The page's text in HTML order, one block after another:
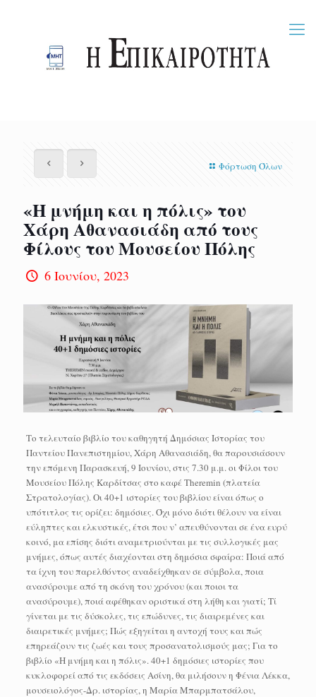
Φόρτωση Όλων
«Η μνήμη και η πόλις» του
Χάρη Αθανασιάδη από τους
Φίλους του Μουσείου Πόλης
6 Ιουνίου, 2023
Το τελευταίο βιβλίο του καθηγητή Δημόσιας Ιστορίας του
Παντείου Πανεπιστημίου, Χάρη Αθανασιάδη, θα παρουσιάσουν
την επόμενη Παρασκευή, 9 Ιουνίου, στις 7.30 μ.μ. οι Φίλοι του
Μουσείου Πόλης Καρδίτσας στο καφέ Theremin (πλατεία
Στρατολογίας). Οι 40+1 ιστορίες του βιβλίου είναι όπως ο
υπότιτλος τις ορίζει: δημόσιες. Όχι μόνο διότι θέλουν να είναι
εύληπτες και ελκυστικές, έτσι που ν’ απευθύνονται σε ένα ευρύ
κοινό, μα επίσης διότι αναμετριούνται με τις συλλογικές μας
μνήμες, όπως αυτές διαχέονται στη δημόσια σφαίρα: Ποιά από
τα ίχνη του παρελθόντος αναδείχθηκαν σε σύμβολα, ποια
ανασύρουμε από τη σκόνη του χρόνου (και ποιοι τα
ανασύρουμε), ποιά αφέθηκαν οριστικά στη λήθη και γιατί; Τί
γίνεται με τις δύσκολες, τις επώδυνες, τις διαιρεμένες και
διαιρετικές μνήμες; Πώς εξηγείται η αντοχή τους και πώς
επηρεάζουν τις ζωές και τους προσανατολισμούς μας; Για το
βιβλίο «Η μνήμη και η πόλις». 40+1 δημόσιες ιστορίες που
κυκλοφορεί από τις εκδόσεις Ασίνη, θα μιλήσουν η Φένια Λέκκα,
μουσειολόγος-Δρ. ιστορίας, η Μαρία Μπαρμπατσάλου,